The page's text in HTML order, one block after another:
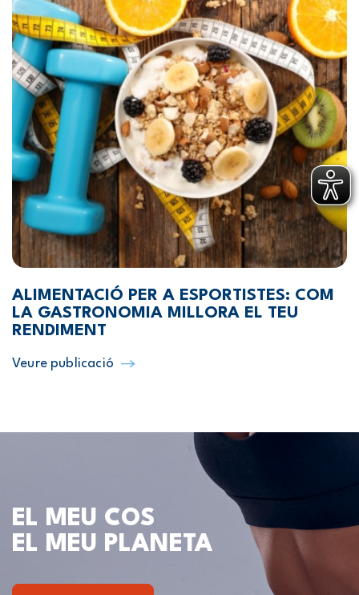
ALIMENTACIÓ PER A ESPORTISTES: COM
LA GASTRONOMIA MILLORA EL TEU
RENDIMENT
Veure publicació
EL MEU COS
EL MEU PLANETA